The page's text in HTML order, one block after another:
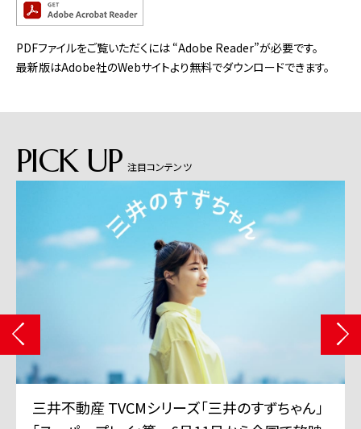
PDFファイルをご覧いただくには “Adobe Reader”が必要です。
最新版はAdobe社のWebサイトより無料でダウンロードできます。
PICK UP 注目コンテンツ
三井不動産 TVCMシリーズ「三井のすずちゃん」